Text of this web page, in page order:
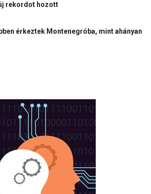
rekordot hozott
érkeztek Montenegróba, mint ahányan